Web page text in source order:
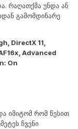
რაღათქმა უნდა ან
გამომდინარე
DirectX 11,
Advanced
On
იმიტომ რომ წესით
ჩვენი